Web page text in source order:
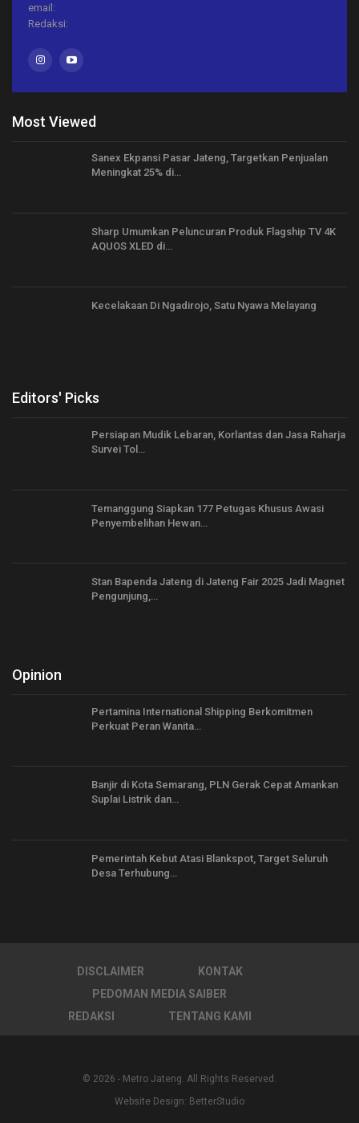
email:
Redaksi:
Most Viewed
Sanex Ekpansi Pasar Jateng, Targetkan Penjualan
Meningkat 25% di…
Sharp Umumkan Peluncuran Produk Flagship TV 4K
AQUOS XLED di…
Kecelakaan Di Ngadirojo, Satu Nyawa Melayang
Editors' Picks
Persiapan Mudik Lebaran, Korlantas dan Jasa Raharja
Survei Tol…
Temanggung Siapkan 177 Petugas Khusus Awasi
Penyembelihan Hewan…
Stan Bapenda Jateng di Jateng Fair 2025 Jadi Magnet
Pengunjung,…
Opinion
Pertamina International Shipping Berkomitmen
Perkuat Peran Wanita…
Banjir di Kota Semarang, PLN Gerak Cepat Amankan
Suplai Listrik dan…
Pemerintah Kebut Atasi Blankspot, Target Seluruh
Desa Terhubung…
DISCLAIMER
KONTAK
PEDOMAN MEDIA SAIBER
REDAKSI
TENTANG KAMI
© 2026 - Metro Jateng. All Rights Reserved.
Website Design: BetterStudio